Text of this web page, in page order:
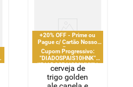
+20% OFF - Prime ou
Pague c/ Cartão Nosso
Pay
Cupom Progressivo:
"DIADOSPAIS10HNK"
|"DIADOSPAIS20HNK" |
"DIADOSPAIS30HNK" |
limitado a 2 pedido por
cerveja de
trigo golden